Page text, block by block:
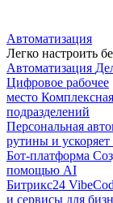
Автоматизация
Легко настроить
Автоматизация
Цифровое рабочее
место
подразделений
Персональная
рутины и
Бот-платформа
помощью AI
Битрикс24
и сервисы для